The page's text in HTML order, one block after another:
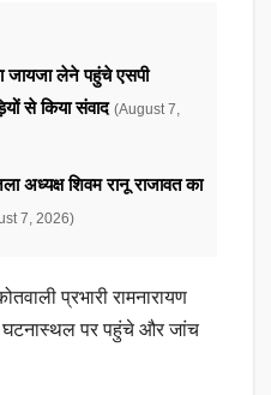
जायजा लेने पहुंचे एसपी
से किया संवाद (August 7,
अध्यक्ष शिवम रानू राजावत का
7, 2026)
प्रभारी रामनारायण
घटनास्थल पर पहुंचे और जांच